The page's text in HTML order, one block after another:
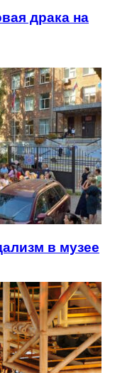
драка на
в музее